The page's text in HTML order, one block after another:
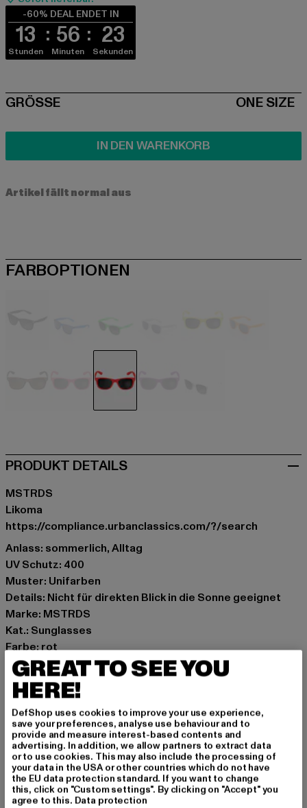
-60% DEAL ENDET IN
13
Stunden
56
Minuten
23
Sekunden
SIZE
GRÖSSE ONE SIZE
IN DEN WARENKORB
Artikel fällt normal aus
FARBOPTIONEN
PRODUKT DETAILS
MSTRDS
Likoma
https://compliance.urbanclassics.com/?/search
Anlass: sommerlich, Alltag
UV Schutz: 400
Muster: Unifarben
Details: Nicht für direkten Blick in die Sonne geeignet
Marke: MSTRDS
Kat.: Sunglasses
Farbe: rot
Hersteller Farbe: red
Materialzusammensetzung: 100% Polycarbonat
Art.Nr: 10308-00199
Hersteller: Masterdis GmbH |info@masterdis.com
Maria-Merian-Straße 2 | 85521 Ottobrunn | DE
GRÖSSE & PASSFORM
GREAT TO SEE YOU
HERE!
DefShop uses cookies to improve your use experience,
save your preferences, analyse use behaviour and to
provide and measure interest-based contents and
advertising. In addition, we allow partners to extract data
or to use cookies. This may also include the processing of
your data in the USA or other countries which do not have
the EU data protection standard. If you want to change
this, click on "Custom settings". By clicking on "Accept" you
agree to this. Data protection